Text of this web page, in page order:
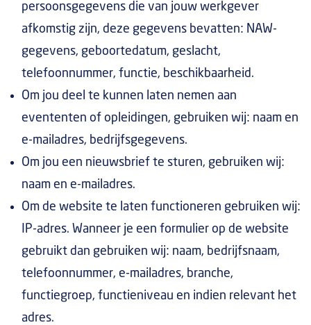
persoonsgegevens die van jouw werkgever
afkomstig zijn, deze gegevens bevatten: NAW-
gegevens, geboortedatum, geslacht,
telefoonnummer, functie, beschikbaarheid.
Om jou deel te kunnen laten nemen aan
evententen of opleidingen, gebruiken wij: naam en
e-mailadres, bedrijfsgegevens.
Om jou een nieuwsbrief te sturen, gebruiken wij:
naam en e-mailadres.
Om de website te laten functioneren gebruiken wij:
IP-adres. Wanneer je een formulier op de website
gebruikt dan gebruiken wij: naam, bedrijfsnaam,
telefoonnummer, e-mailadres, branche,
functiegroep, functieniveau en indien relevant het
adres.